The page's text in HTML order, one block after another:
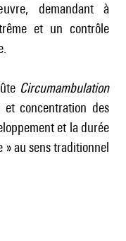
demandant à
et un contrôle
Circumambulation
concentration des
et la durée
» au sens traditionnel